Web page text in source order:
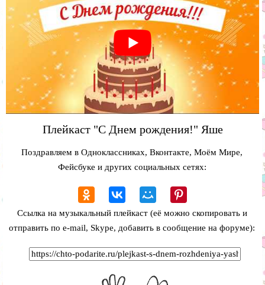
Плейкаст "С Днем рождения!" Яше
Поздравляем в Одноклассниках, Вконтакте, Моём Мире,
Фейсбуке и других социальных сетях:
Ссылка на музыкальный плейкаст (её можно скопировать и
отправить по e-mail, Skype, добавить в сообщение на форуме):